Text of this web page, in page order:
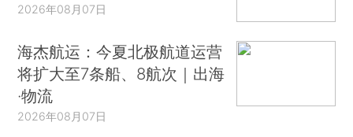
2026年08月07日
海杰航运：今夏北极航道运营
将扩大至7条船、8航次｜出海
·物流
2026年08月07日